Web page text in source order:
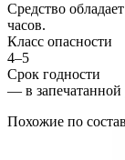
Средство
часов.
Класс опасности
4–5
Срок годности
— в запечатанной
Похожие по